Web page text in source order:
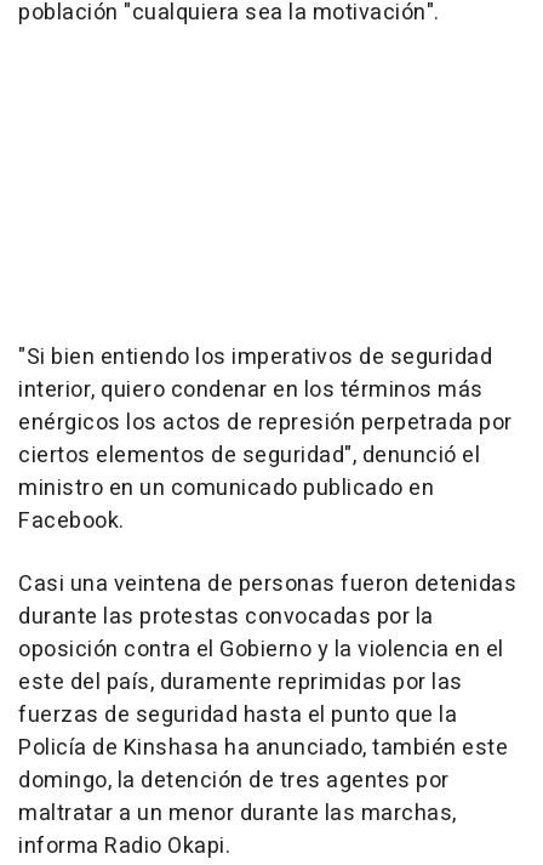
población "cualquiera sea la motivación".
"Si bien entiendo los imperativos de seguridad
interior, quiero condenar en los términos más
enérgicos los actos de represión perpetrada por
ciertos elementos de seguridad", denunció el
ministro en un comunicado publicado en
Facebook.
Casi una veintena de personas fueron detenidas
durante las protestas convocadas por la
oposición contra el Gobierno y la violencia en el
este del país, duramente reprimidas por las
fuerzas de seguridad hasta el punto que la
Policía de Kinshasa ha anunciado, también este
domingo, la detención de tres agentes por
maltratar a un menor durante las marchas,
informa Radio Okapi.